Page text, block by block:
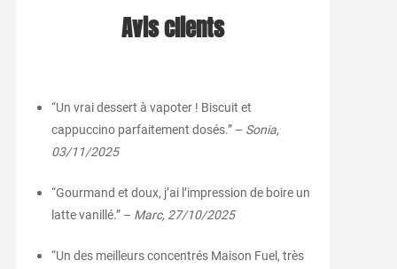
Avis clients
“Un vrai dessert à vapoter ! Biscuit et
cappuccino parfaitement dosés.” – Sonia,
03/11/2025
“Gourmand et doux, j’ai l’impression de boire un
latte vanillé.” – Marc, 27/10/2025
“Un des meilleurs concentrés Maison Fuel, très